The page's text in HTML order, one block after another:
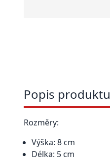
Popis produktu
Rozměry:
Výška: 8 cm
Délka: 5 cm